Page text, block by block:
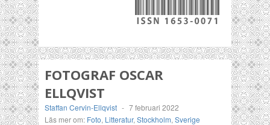
FOTOGRAF OSCAR
ELLQVIST
Staffan Cervin-Ellqvist - 7 februari 2022
Läs mer om: Foto, Litteratur, Stockholm, Sverige